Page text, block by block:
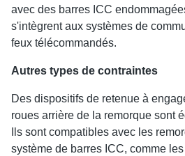
avec des barres ICC
s'intègrent aux systèmes de
feux télécommandés.
Autres types de contraintes
Des dispositifs de retenue à
roues arrière de la remorque sont
Ils sont compatibles avec les
système de barres ICC, comme